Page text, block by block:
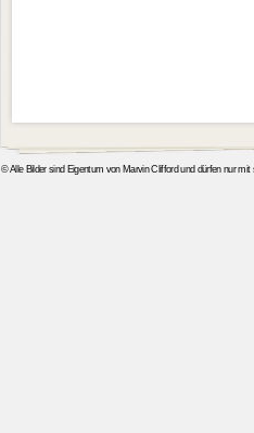
© Alle Bilder sind Eigentum von Marvin Clifford und dürfen nur